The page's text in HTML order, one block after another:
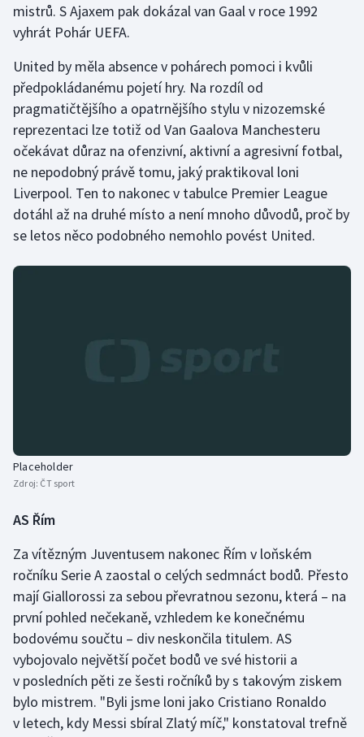
mistrů. S Ajaxem pak dokázal van Gaal v roce 1992
vyhrát Pohár UEFA.
United by měla absence v pohárech pomoci i kvůli
předpokládanému pojetí hry. Na rozdíl od
pragmatičtějšího a opatrnějšího stylu v nizozemské
reprezentaci lze totiž od Van Gaalova Manchesteru
očekávat důraz na ofenzivní, aktivní a agresivní fotbal,
ne nepodobný právě tomu, jaký praktikoval loni
Liverpool. Ten to nakonec v tabulce Premier League
dotáhl až na druhé místo a není mnoho důvodů, proč by
se letos něco podobného nemohlo povést United.
Placeholder
Zdroj: ČT sport
AS Řím
Za vítězným Juventusem nakonec Řím v loňském
ročníku Serie A zaostal o celých sedmnáct bodů. Přesto
mají Giallorossi za sebou převratnou sezonu, která – na
první pohled nečekaně, vzhledem ke konečnému
bodovému součtu – div neskončila titulem. AS
vybojovalo největší počet bodů ve své historii a
v posledních pěti ze šesti ročníků by s takovým ziskem
bylo mistrem. "Byli jsme loni jako Cristiano Ronaldo
v letech, kdy Messi sbíral Zlatý míč," konstatoval trefně